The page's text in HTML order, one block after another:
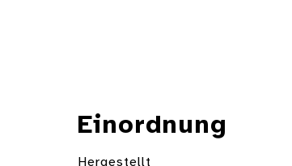
Einordnung
Hergestellt